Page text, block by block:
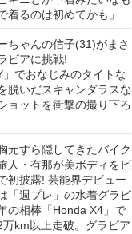
着るのは初めてかも」
ちゃんの信子(31)がまさ
ビアに挑戦!
」でおなじみのタイトな
脱いだスキャンダラスな
ョットを衝撃の撮り下ろ
元すら隠してきたバイク
人・有那が美ボディをビ
初披露! 芸能界デビュー
「週プレ」の水着グラビ
の相棒「Honda X4」で
万km以上走破。グラビア